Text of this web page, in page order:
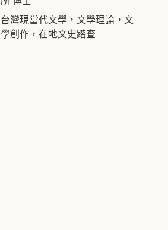
台灣現當代文學，文學理論，文
學創作，在地文史踏查